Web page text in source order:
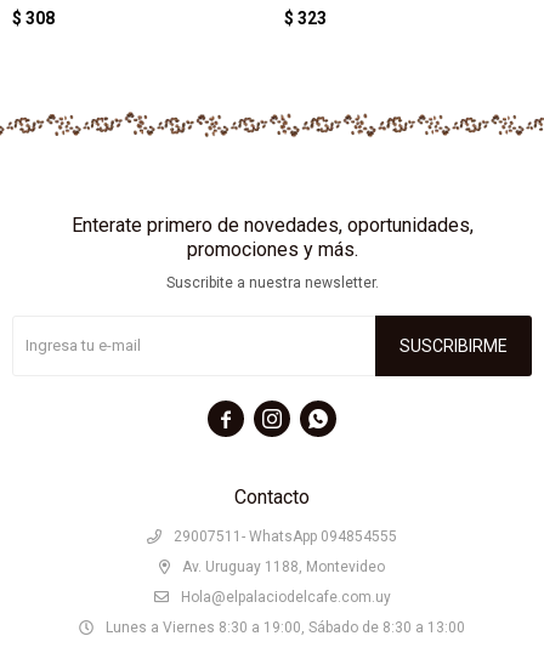
$ 308 $ 323
Contacto
29007511- WhatsApp 094854555
Av. Uruguay 1188, Montevideo
Hola@elpalaciodelcafe.com.uy
Lunes a Viernes 8:30 a 19:00, Sábado de 8:30 a 13:00
Enterate primero de novedades, oportunidades,
promociones y más.
Suscribite a nuestra newsletter.
SUSCRIBIRME
  